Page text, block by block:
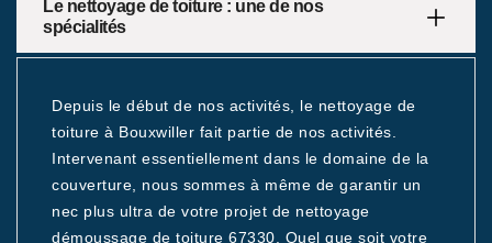
Le nettoyage de toiture : une de nos
spécialités
Depuis le début de nos activités, le nettoyage de
toiture à Bouxwiller fait partie de nos activités.
Intervenant essentiellement dans le domaine de la
couverture, nous sommes à même de garantir un
nec plus ultra de votre projet de nettoyage
démoussage de toiture 67330. Quel que soit votre